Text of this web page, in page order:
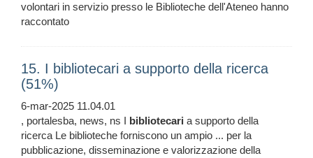
volontari in servizio presso le Biblioteche dell'Ateneo hanno
raccontato
15. I bibliotecari a supporto della ricerca
(51%)
6-mar-2025 11.04.01
, portalesba, news, ns I bibliotecari a supporto della
ricerca Le biblioteche forniscono un ampio ... per la
pubblicazione, disseminazione e valorizzazione della